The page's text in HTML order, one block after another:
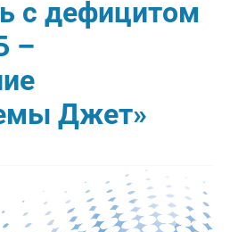
с дефицитом
–
Джет»